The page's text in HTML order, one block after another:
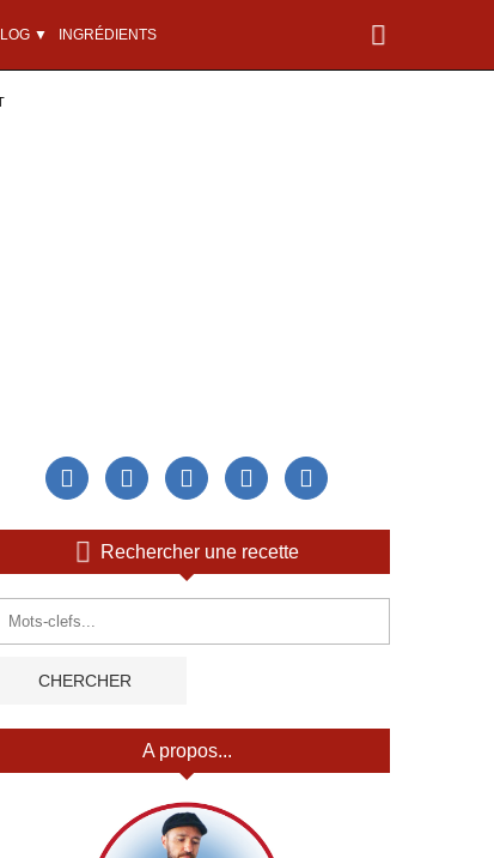
▼ INGRÉDIENTS
Rechercher une recette
A propos...